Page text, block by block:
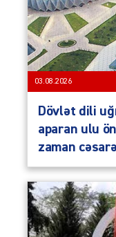
03.08.2026
Dövlət dili
aparan ulu
zaman